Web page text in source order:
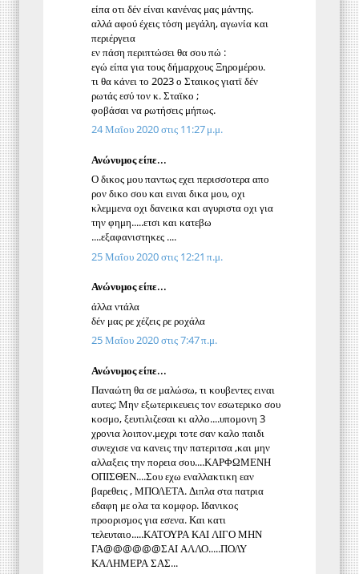
είπα οτι δέν είναι κανένας μας μάντης.
αλλά αφού έχεις τόση μεγάλη, αγωνία και
περιέργεια
εν πάση περιπτώσει θα σου πώ :
εγώ είπα για τους δήμαρχους Ξηρομέρου.
τι θα κάνει το 2023 ο Σταικος γιατϊ δέν
ρωτάς εσύ τον κ. Σταϊκο ;
φοβάσαι να ρωτήσεις μήπως.
24 Μαΐου 2020 στις 11:27 μ.μ.
Ανώνυμος είπε...
Ο δικος μου παντως εχει περισσοτερα απο
ρον δικο σου και ειναι δικα μου, οχι
κλεμμενα οχι δανεικα και αγυριστα οχι για
την φημη.....ετσι και κατεβω
....εξαφανιστηκες ....
25 Μαΐου 2020 στις 12:21 π.μ.
Ανώνυμος είπε...
άλλα ντάλα
δέν μας ρε χέζεις ρε ροχάλα
25 Μαΐου 2020 στις 7:47 π.μ.
Ανώνυμος είπε...
Παναώτη θα σε μαλώσω, τι κουβεντες ειναι
αυτες; Μην εξωτερικευεις τον εσωτερικο σου
κοσμο, ξευτιλιζεσαι κι αλλο....υπομονη 3
χρονια λοιπον.μεχρι τοτε σαν καλο παιδι
συνεχισε να κανεις την πατεριτσα ,και μην
αλλαξεις την πορεια σου....ΚΑΡΦΩΜΕΝΗ
ΟΠΙΣΘΕΝ....Σου εχω εναλλακτικη εαν
βαρεθεις , ΜΠΟΛΕΤΑ. Διπλα στα πατρια
εδαφη με ολα τα κομφορ. Ιδανικος
προορισμος για εσενα. Και κατι
τελευταιο.....ΚΑΤΟΥΡΑ ΚΑΙ ΛΙΓΟ ΜΗΝ
ΓΑ@@@@@@ΣΑΙ ΑΛΛΟ.....ΠΟΛΥ
ΚΑΛΗΜΕΡΑ ΣΑΣ...